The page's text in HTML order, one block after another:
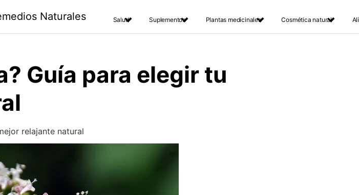
Naturales Salud Suplementos Plantas medicinales Cosmética natural
Guía para elegir tu
relajante natural